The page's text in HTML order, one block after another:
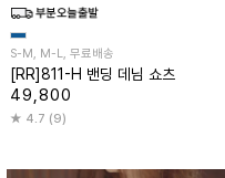
S-M, M-L, 무료배송
[RR]811-H 밴딩 데님 쇼츠
49,800
4.7 (9)